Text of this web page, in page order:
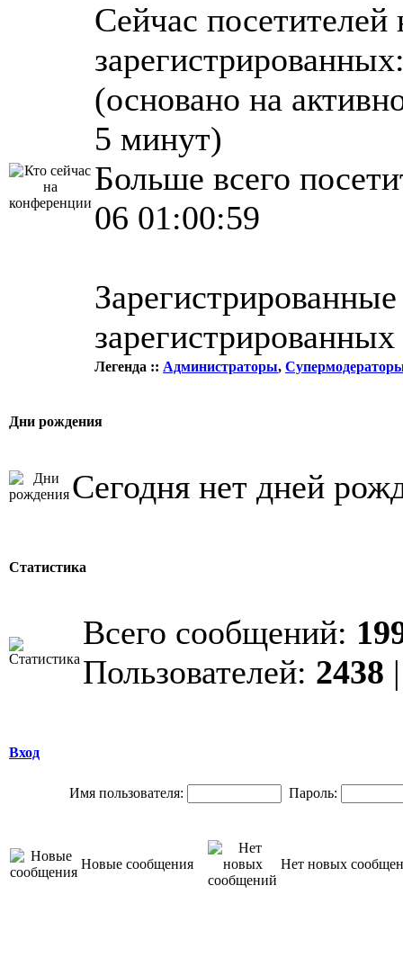
Сейчас
(основано на
5 минут)
Больше всего
06 01:00:59
зарегистрированных
Легенда :: Администраторы,
Дни рождения
Сегодня нет дней
Статистика
Всего сообщений:
Пользователей: 2438
Вход
Имя пользователя: Пароль:
Новые сообщения Нет новых